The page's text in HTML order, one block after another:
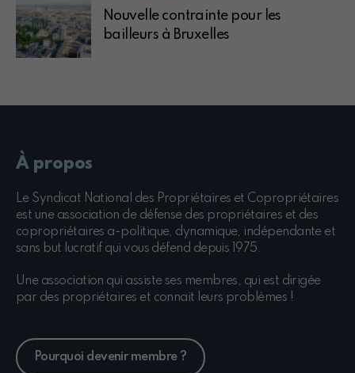
Nouvelle contrainte pour les
bailleurs à Bruxelles
À propos
Le Syndicat National des Propriétaires et Copropriétaires
est une association de défense des propriétaires et des
copropriétaires a-politique, dynamique, indépendante et
sans but lucratif qui vous défend depuis 1975.
Une association qui assiste ses membres, qui est dirigée
par des propriétaires et connait leurs problèmes !
Pourquoi devenir membre ?